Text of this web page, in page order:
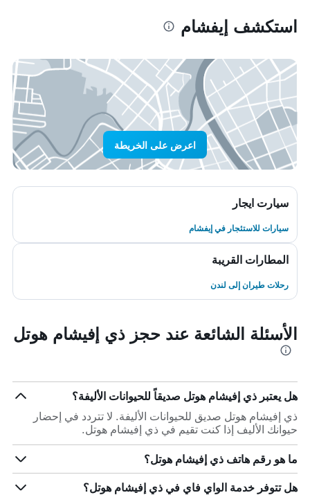
استكشف إيفشام
اعرض على الخريطة
سيارت ايجار
سيارات للاستئجار في إيفشام
المطارات القريبة
رحلات طيران إلى لندن
الأسئلة الشائعة عند حجز ذي إفيشام هوتل
هل يعتبر ذي إفيشام هوتل صديقاً للحيوانات الأليفة؟
ذي إفيشام هوتل صديق للحيوانات الأليفة. لا تتردد في إحضار
حيوانك الأليف إذا كنت تقيم في ذي إفيشام هوتل.
ما هو رقم هاتف ذي إفيشام هوتل؟
هل تتوفر خدمة الواي فاي في ذي إفيشام هوتل؟